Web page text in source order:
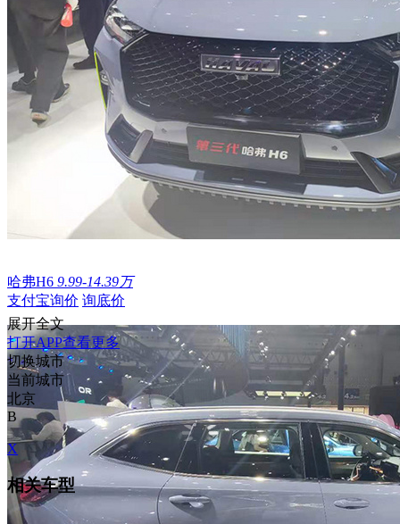
哈弗H6 9.99-14.39万
支付宝询价 询底价
展开全文
打开APP查看更多
切换城市
当前城市
北京
B
X
相关车型